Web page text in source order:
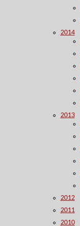
2014
2013
2012
2011
2010